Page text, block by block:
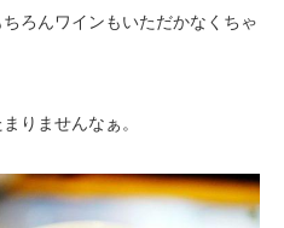
ろんワインもいただかなくちゃ
りませんなぁ。